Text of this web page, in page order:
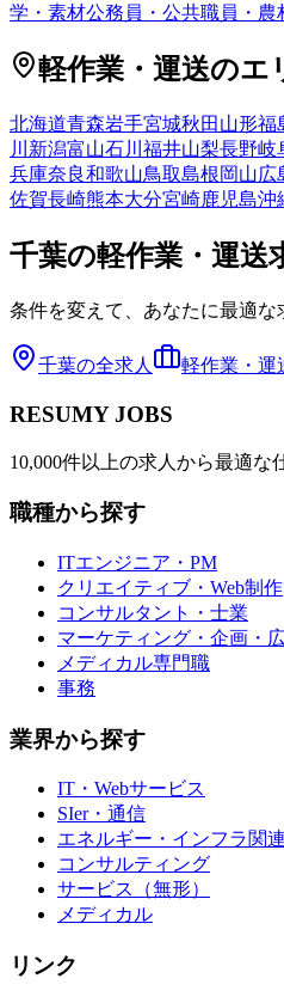
学・素材公務員・公共職員・農
軽作業・運送のエ
北海道青森岩手宮城秋田 山形福
川 新潟富山石川 福井山梨長野岐
兵庫奈良和歌山鳥取島根岡山広
佐賀長崎熊本大分宮崎鹿児島沖
千葉の軽作業・運送
条件を変えて、あなたに最適な
千葉の全求人 軽作業・運
RESUMY JOBS
10,000件以上の求人から最適な
職種から探す
ITエンジニア・PM
クリエイティブ・Web制作
コンサルタント・士業
マーケティング・企画・
メディカル専門職
事務
業界から探す
IT・Webサービス
SIer・通信
エネルギー・インフラ関連
コンサルティング
サービス（無形）
メディカル
リンク